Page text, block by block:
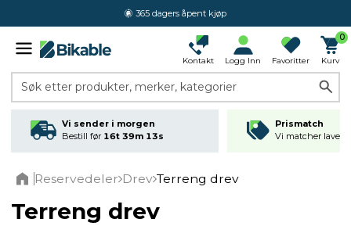
365 dagers åpent kjøp
Kontakt Logg Inn Favoritter
0
Kurv
Søk etter produkter, merker, kategorier
Vi sender i morgen
Bestill før 16t 39m 12s
Prismatch
Vi matcher
Reservedeler Drev Terreng drev
Terreng drev